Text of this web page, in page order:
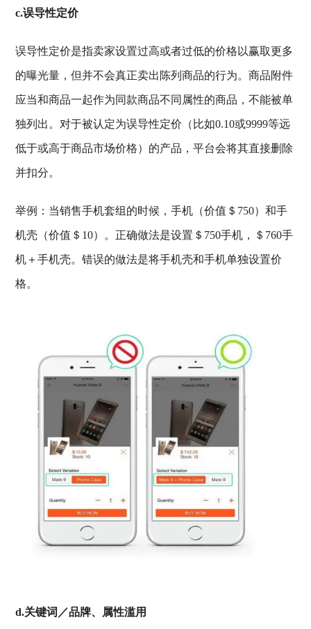
c.误导性定价
误导性定价是指卖家设置过高或者过低的价格以赢取更多
的曝光量，但并不会真正卖出陈列商品的行为。商品附件
应当和商品一起作为同款商品不同属性的商品，不能被单
独列出。对于被认定为误导性定价（比如0.10或9999等远
低于或高于商品市场价格）的产品，平台会将其直接删除
并扣分。
举例：当销售手机套组的时候，手机（价值＄750）和手
机壳（价值＄10）。正确做法是设置＄750手机，＄760手
机＋手机壳。错误的做法是将手机壳和手机单独设置价
格。
d.关键词／品牌、属性滥用